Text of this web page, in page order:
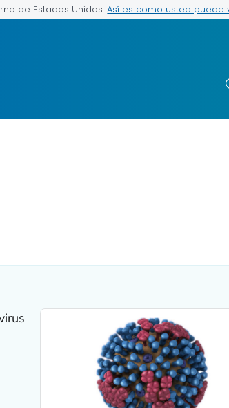
de Estados Unidos Así es como usted puede